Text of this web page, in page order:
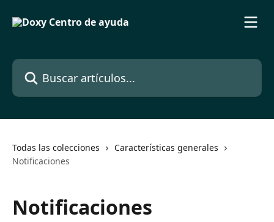
Buscar artículos...
Todas las colecciones
Características generales
Notificaciones
Notificaciones